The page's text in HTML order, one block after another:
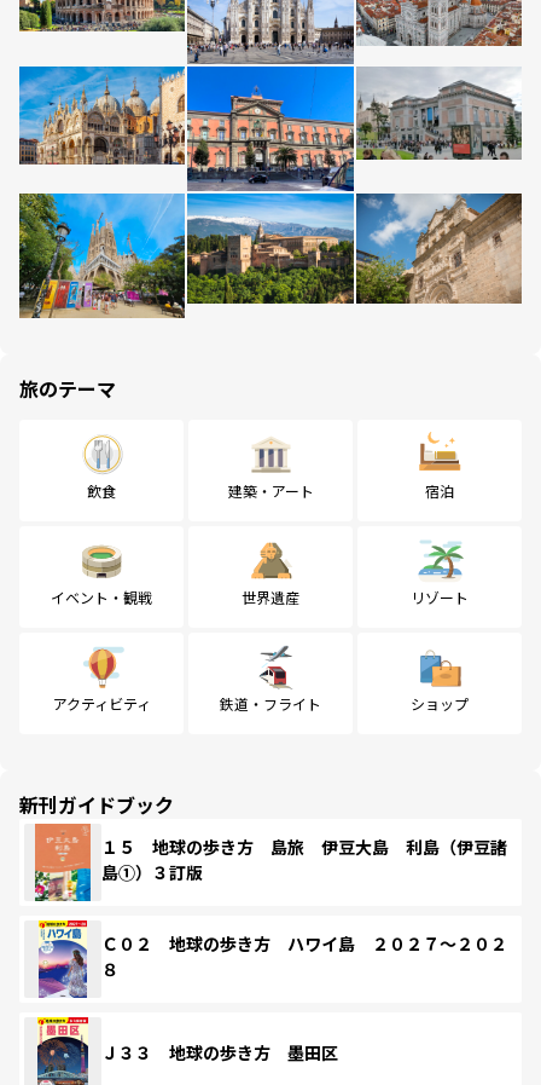
旅のテーマ
飲食 建築・アート 宿泊
イベント・観戦 世界遺産 リゾート
アクティビティ 鉄道・フライト ショップ
新刊ガイドブック
１５ 地球の歩き方 島旅 伊豆大島 利島（伊豆諸
島①）３訂版
Ｃ０２ 地球の歩き方 ハワイ島 ２０２７～２０２
８
Ｊ３３ 地球の歩き方 墨田区